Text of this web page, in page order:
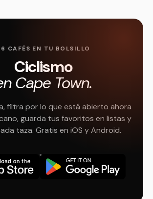
CAFÉS EN TU BOLSILLO
Ciclismo
Cape Town.
filtra por lo que está abierto ahora
guarda tus favoritos en listas y
taza. Gratis en iOS y Android.